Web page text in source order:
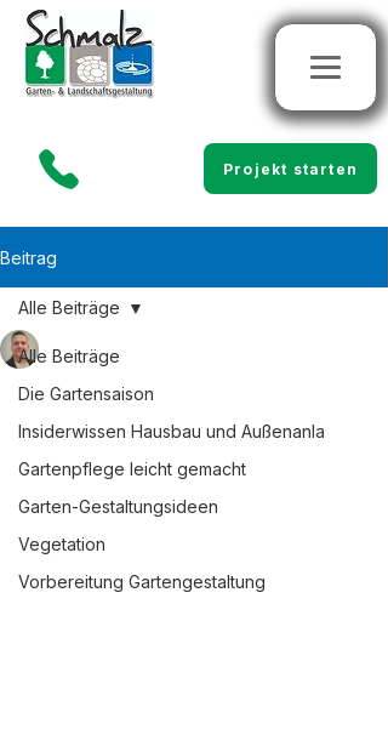
Projekt starten
Beitrag
Alle Beiträge
Die Gartensaison
Insiderwissen Hausbau und Außenanla
Gartenpflege leicht gemacht
Garten-Gestaltungsideen
Vegetation
Vorbereitung Gartengestaltung
Alle Beiträge
Pflegeleichte
Hangbefestigung mit
Kokosmatte & Vinca minor
– dauerhaft grün, sicher &
schön
5. Apr. 2025